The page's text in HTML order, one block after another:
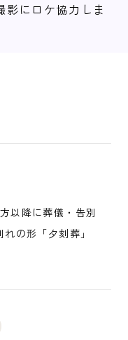
影にロケ協力しま
以降に葬儀・告別
の形「夕刻葬」